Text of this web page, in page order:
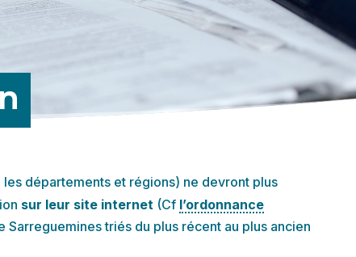
départements et régions) ne devront plus
sur leur site internet (Cf l’ordonnance
triés du plus récent au plus ancien